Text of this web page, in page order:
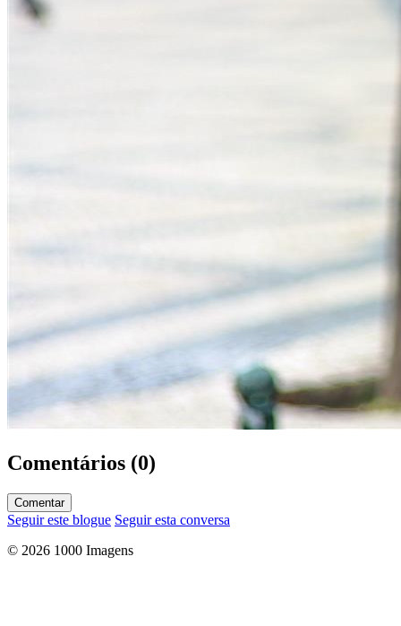
Comentários (0)
Comentar
Seguir este blogue Seguir esta conversa
© 2026 1000 Imagens